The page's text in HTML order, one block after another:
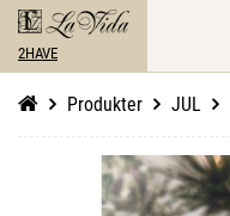
2HAVE
Produkter JUL